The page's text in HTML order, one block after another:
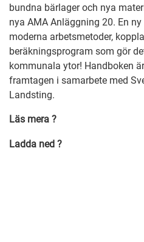
bundna bärlager och nya
nya AMA Anläggning 20. En
moderna arbetsmetoder,
beräkningsprogram som gör
kommunala ytor! Handboken
framtagen i samarbete med
Landsting.
Läs mera ?
Ladda ned ?